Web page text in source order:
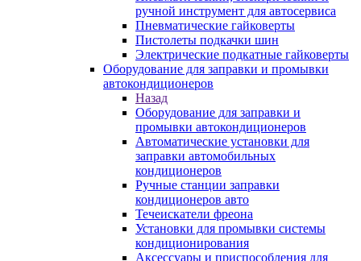
ручной инструмент для автосервиса
Пневматические гайковерты
Пистолеты подкачки шин
Электрические подкатные гайковерты
Оборудование для заправки и промывки
автокондиционеров
Назад
Оборудование для заправки и
промывки автокондиционеров
Автоматические установки для
заправки автомобильных
кондиционеров
Ручные станции заправки
кондиционеров авто
Течеискатели фреона
Установки для промывки системы
кондиционирования
Аксессуары и приспособления для